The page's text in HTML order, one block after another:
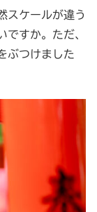
スケールが違う
ですか。ただ、
ぶつけました